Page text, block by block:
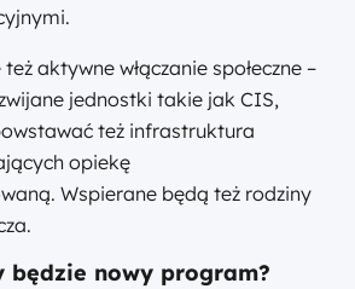
aktywne włączanie społeczne –
jednostki takie jak CIS,
też infrastruktura
opiekę
Wspierane będą też rodziny
będzie nowy program?